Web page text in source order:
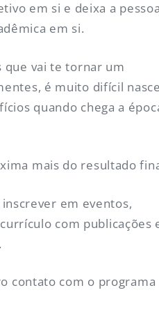
em si e deixa a pessoa
em si.
que vai te tornar um
é muito difícil
quando chega a
mais do resultado
em eventos,
com publicações
contato com o programa